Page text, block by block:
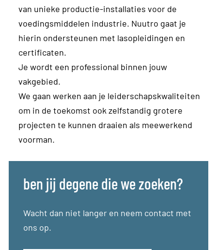
van unieke productie-installaties voor de
voedingsmiddelen industrie. Nuutro gaat je
hierin ondersteunen met lasopleidingen en
certificaten.
Je wordt een professional binnen jouw
vakgebied.
We gaan werken aan je leiderschapskwaliteiten
om in de toekomst ook zelfstandig grotere
projecten te kunnen draaien als meewerkend
voorman.
ben jij degene die we zoeken?
Wacht dan niet langer en neem contact met
ons op.